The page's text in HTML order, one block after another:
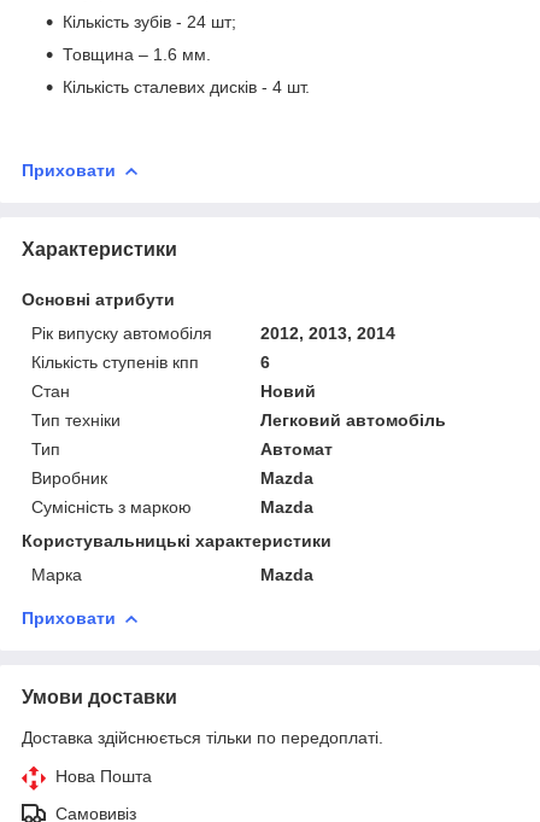
Кількість зубів - 24 шт;
Товщина – 1.6 мм.
Кількість сталевих дисків - 4 шт.
Приховати
Характеристики
Основні атрибути
Рік випуску автомобіля
2012, 2013, 2014
Кількість ступенів кпп
6
Стан
Новий
Тип техніки
Легковий автомобіль
Тип
Автомат
Виробник
Mazda
Сумісність з маркою
Mazda
Користувальницькі характеристики
Марка
Mazda
Приховати
Умови доставки
Доставка здійснюється тільки по передоплаті.
Нова Пошта
Самовивіз